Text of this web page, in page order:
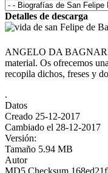
Detalles de descarga
ANGELO DA
material. Os ofrecemos
recopila dichos, freses y
.
Datos
Creado 25-12-2017
Cambiado el 28-12-2017
Versión:
Tamaño 5.94 MB
Autor
MD5 Checksum